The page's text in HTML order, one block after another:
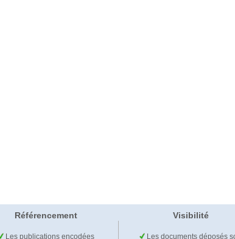
Référencement Visibilité
Les publications encodées Les documents déposés